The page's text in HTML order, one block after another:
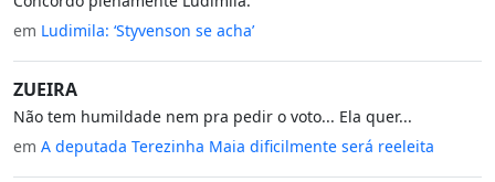
em Ludimila: ‘Styvenson se acha’
ZUEIRA
Não tem humildade nem pra pedir o voto... Ela quer...
em A deputada Terezinha Maia dificilmente será reeleita